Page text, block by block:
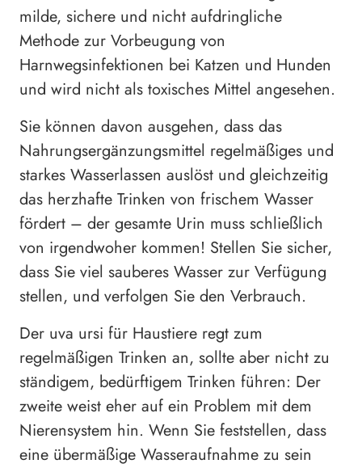
milde, sichere und nicht aufdringliche
Methode zur Vorbeugung von
Harnwegsinfektionen bei Katzen und Hunden
und wird nicht als toxisches Mittel angesehen.
Sie können davon ausgehen, dass das
Nahrungsergänzungsmittel regelmäßiges und
starkes Wasserlassen auslöst und gleichzeitig
das herzhafte Trinken von frischem Wasser
fördert – der gesamte Urin muss schließlich
von irgendwoher kommen! Stellen Sie sicher,
dass Sie viel sauberes Wasser zur Verfügung
stellen, und verfolgen Sie den Verbrauch.
Der uva ursi für Haustiere regt zum
regelmäßigen Trinken an, sollte aber nicht zu
ständigem, bedürftigem Trinken führen: Der
zweite weist eher auf ein Problem mit dem
Nierensystem hin. Wenn Sie feststellen, dass
eine übermäßige Wasseraufnahme zu sein